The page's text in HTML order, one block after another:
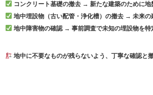
コンクリート基礎の撤去 → 新たな建築のために地
地中埋設物（古い配管・浄化槽）の撤去 → 未来の
地中障害物の確認 → 事前調査で未知の埋設物を特
地中に不要なものが残らないよう、丁寧な確認と